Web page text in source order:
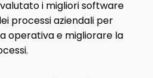
i migliori software
processi aziendali per
operativa e migliorare la